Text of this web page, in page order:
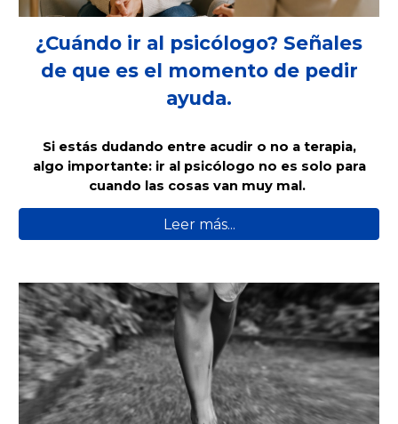
¿Cuándo ir al psicólogo? Señales
de que es el momento de pedir
ayuda.
Si estás dudando entre acudir o no a terapia,
algo importante: ir al psicólogo no es solo para
cuando las cosas van muy mal.
Leer más...